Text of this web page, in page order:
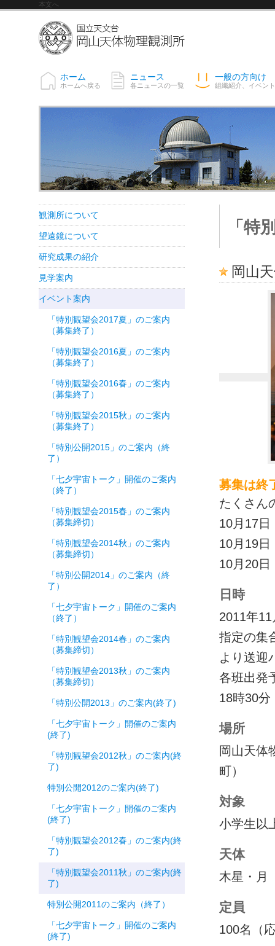
本文へ
ホーム
ホームへ戻る
ニュース
各ニュースの一覧
一般の方向け
組織紹介、イベン
「特
岡山
募集は終
たくさん
10月17
10月19
10月20
日時
2011年
指定の集
より送迎
各班出発
18時30分
場所
岡山天体
町）
対象
小学生以
天体
木星・月
定員
100名（
観測所について
望遠鏡について
研究成果の紹介
見学案内
イベント案内
「特別観望会2017夏」のご案内
（募集終了）
「特別観望会2016夏」のご案内
（募集終了）
「特別観望会2016春」のご案内
（募集終了）
「特別観望会2015秋」のご案内
（募集終了）
「特別公開2015」のご案内（終
了）
「七夕宇宙トーク」開催のご案内
（終了）
「特別観望会2015春」のご案内
（募集締切）
「特別観望会2014秋」のご案内
（募集締切）
「特別公開2014」のご案内（終
了）
「七夕宇宙トーク」開催のご案内
（終了）
「特別観望会2014春」のご案内
（募集締切）
「特別観望会2013秋」のご案内
（募集締切）
「特別公開2013」のご案内(終了)
「七夕宇宙トーク」開催のご案内
(終了)
「特別観望会2012秋」のご案内(終
了)
特別公開2012のご案内(終了)
「七夕宇宙トーク」開催のご案内
(終了)
「特別観望会2012春」のご案内(終
了)
「特別観望会2011秋」のご案内(終
了)
特別公開2011のご案内（終了）
「七夕宇宙トーク」開催のご案内
(終了)